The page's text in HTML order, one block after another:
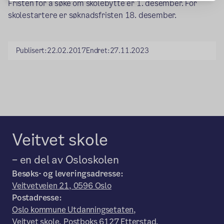
Fristen for å søke om skolebytte er 1. desember. For
skolestartere er søknadsfristen 18. desember.
Publisert:22.02.2017Endret:27.11.2023
Veitvet skole
– en del av Osloskolen
Besøks- og leveringsadresse:
Veitvetveien 21, 0596 Oslo
Postadresse:
Oslo kommune Utdanningsetaten,